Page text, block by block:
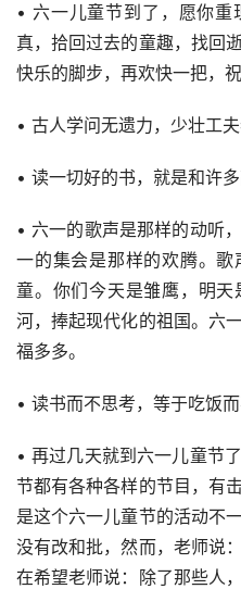
• 六一儿童节到了，愿你
真，拾回过去的童趣，找回
快乐的脚步，再欢快一把，
• 古人学问无遗力，少壮工夫
• 读一切好的书，就是和许多
• 六一的歌声是那样的动听
一的集会是那样的欢腾。
童。你们今天是雏鹰，明
河，捧起现代化的祖国。六
福多多。
• 读书而不思考，等于吃饭而
• 再过几天就到六一儿童节
节都有各种各样的节目，有
是这个六一儿童节的活动不
没有改和批，然而，老师说
在希望老师说：除了那些人